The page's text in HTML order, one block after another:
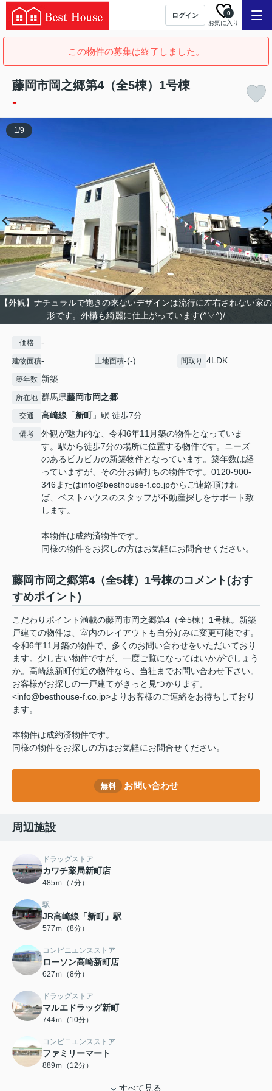
ログイン
お気に入り
0
この物件の募集は終了しました。
藤岡市岡之郷第4（全5棟）1号棟
-
【外観】ナチュラルで飽きの来ないデザインは流行に左右されない家の
形です。外構も綺麗に仕上がっています(^▽^)/
1/9
価格 -
建物面積- 土地面積-(-) 間取り 4LDK
築年数 新築
所在地 群馬県藤岡市岡之郷
交通 高崎線 「新町」駅 徒歩7分
備考
外観が魅力的な、令和6年11月築の物件となっていま
す。駅から徒歩7分の場所に位置する物件です。ニーズ
のあるピカピカの新築物件となっています。築年数は経
っていますが、その分お値打ちの物件です。0120-900-
346またはinfo@besthouse-f.co.jpからご連絡頂けれ
ば、ベストハウスのスタッフが不動産探しをサポート致
します。
本物件は成約済物件です。
同様の物件をお探しの方はお気軽にお問合せください。
藤岡市岡之郷第4（全5棟）1号棟のコメント(おす
すめポイント)
こだわりポイント満載の藤岡市岡之郷第4（全5棟）1号棟。新築
戸建ての物件は、室内のレイアウトも自分好みに変更可能です。
令和6年11月築の物件で、多くのお問い合わせをいただいており
ます。少し古い物件ですが、一度ご覧になってはいかがでしょう
か。高崎線新町付近の物件なら、当社までお問い合わせ下さい。
お客様がお探しの一戸建てがきっと見つかります。
<info@besthouse-f.co.jp>よりお客様のご連絡をお待ちしており
ます。
本物件は成約済物件です。
同様の物件をお探しの方はお気軽にお問合せください。
無料 お問い合わせ
周辺施設
ドラッグストア
カワチ薬局新町店
485ｍ（7分）
駅
JR高崎線「新町」駅
577ｍ（8分）
コンビニエンスストア
ローソン高崎新町店
627ｍ（8分）
ドラッグストア
マルエドラッグ新町
744ｍ（10分）
コンビニエンスストア
ファミリーマート
889ｍ（12分）
すべて見る